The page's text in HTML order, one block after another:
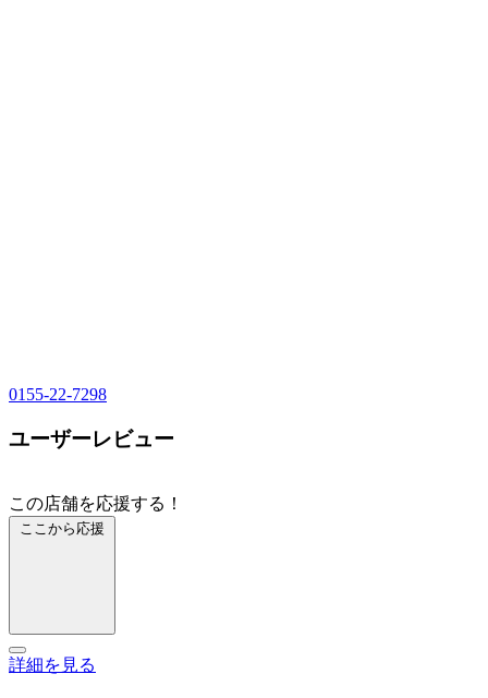
0155-22-7298
ユーザーレビュー
この店舗を応援する！
ここから応援
詳細を見る